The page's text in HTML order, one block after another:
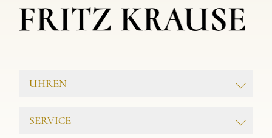
UHREN
SERVICE